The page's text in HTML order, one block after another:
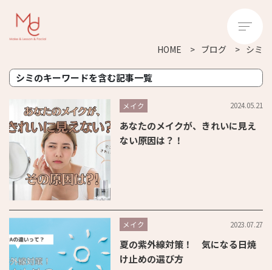
HOME ブログ シミ
シミのキーワードを含む記事一覧
メイク 2024.05.21
あなたのメイクが、きれいに見え
ない原因は？！
メイク 2023.07.27
夏の紫外線対策！ 気になる日焼
け止めの選び方